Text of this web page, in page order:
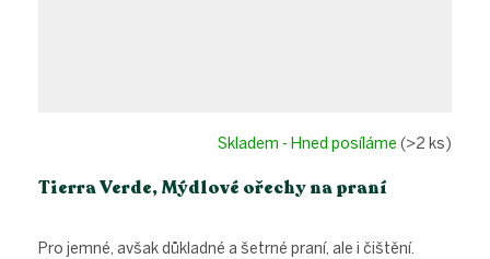
Tierra Verde, Mýdlové ořechy na praní
Skladem - Hned posíláme (>2 ks)
Pro jemné, avšak důkladné a šetrné praní, ale i čištění.